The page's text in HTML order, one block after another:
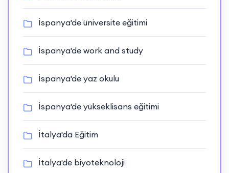
İspanya'de üniversite eğitimi
İspanya'de work and study
İspanya'de yaz okulu
İspanya'de yükseklisans eğitimi
İtalya'da Eğitim
İtalya'de biyoteknoloji